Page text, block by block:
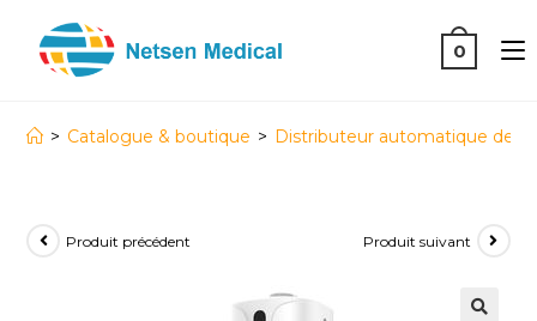
0
> Catalogue & boutique > Distributeur automatique de
Produit précédent Produit suivant